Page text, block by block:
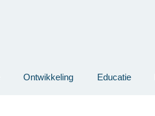
Ontwikkeling Educatie